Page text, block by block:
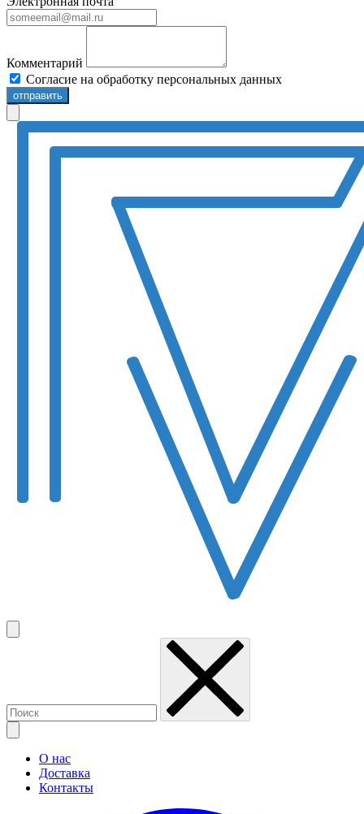
Комментарий
Согласие на обработку персональных данных
отправить
О нас
Доставка
Контакты